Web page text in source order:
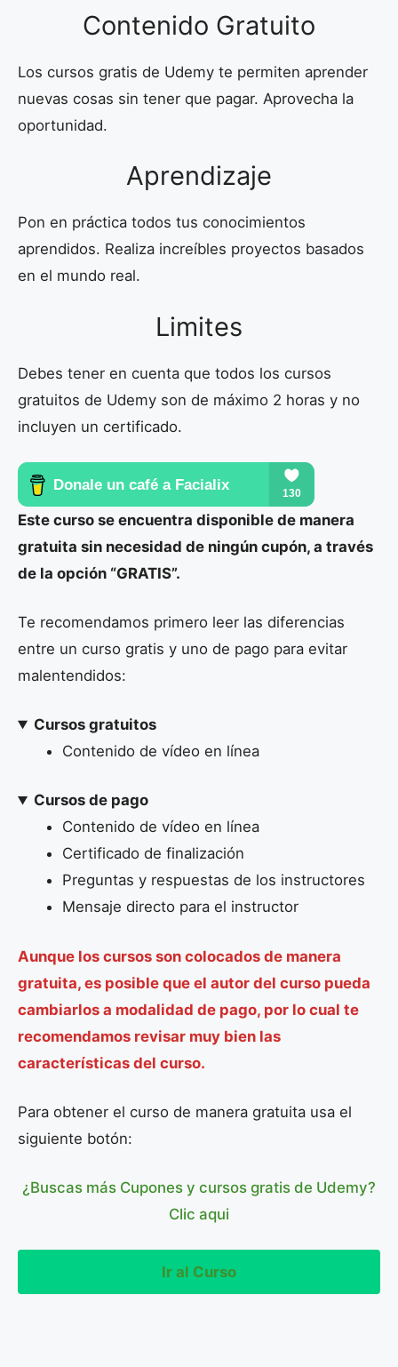
Contenido Gratuito
Los cursos gratis de Udemy te permiten aprender
nuevas cosas sin tener que pagar. Aprovecha la
oportunidad.
Aprendizaje
Pon en práctica todos tus conocimientos
aprendidos. Realiza increíbles proyectos basados
en el mundo real.
Limites
Debes tener en cuenta que todos los cursos
gratuitos de Udemy son de máximo 2 horas y no
incluyen un certificado.
Este curso se encuentra disponible de manera
gratuita sin necesidad de ningún cupón, a través
de la opción “GRATIS”.
Te recomendamos primero leer las diferencias
entre un curso gratis y uno de pago para evitar
malentendidos:
Cursos gratuitos
Contenido de vídeo en línea
Cursos de pago
Contenido de vídeo en línea
Certificado de finalización
Preguntas y respuestas de los instructores
Mensaje directo para el instructor
Aunque los cursos son colocados de manera
gratuita, es posible que el autor del curso pueda
cambiarlos a modalidad de pago, por lo cual te
recomendamos revisar muy bien las
características del curso.
Para obtener el curso de manera gratuita usa el
siguiente botón:
¿Buscas más Cupones y cursos gratis de Udemy?
Clic aqui
Ir al Curso